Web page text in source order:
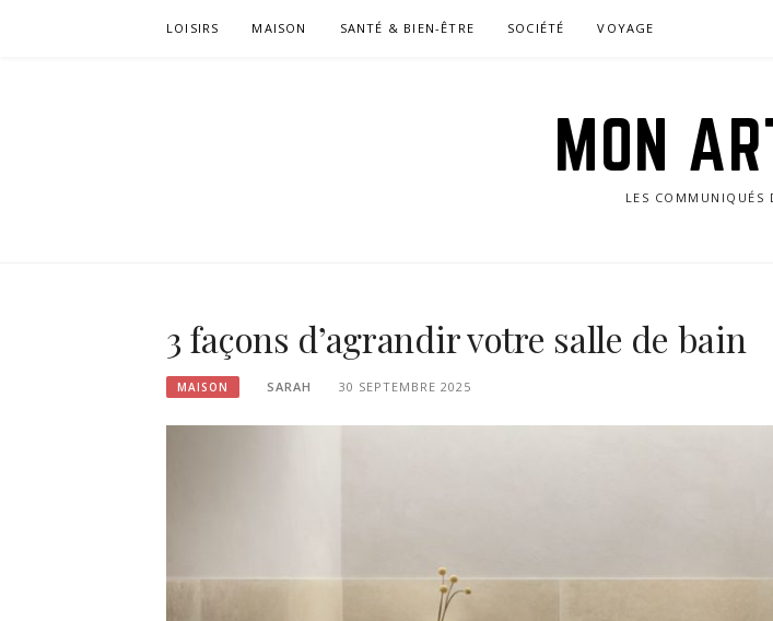
LOISIRS MAISON SANTÉ & BIEN-ÊTRE SOCIÉTÉ VOYAGE
MON
LES COMMUNIQUÉS
3 façons d’agrandir votre salle de bain
MAISON SARAH 30 SEPTEMBRE 2025